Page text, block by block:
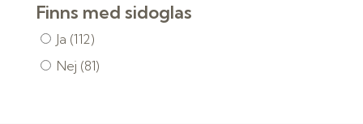
Finns med sidoglas
Ja (112)
Nej (81)